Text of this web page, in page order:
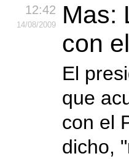
12:42
14/08/2009
Mas:
con
El
que
con el
dicho,